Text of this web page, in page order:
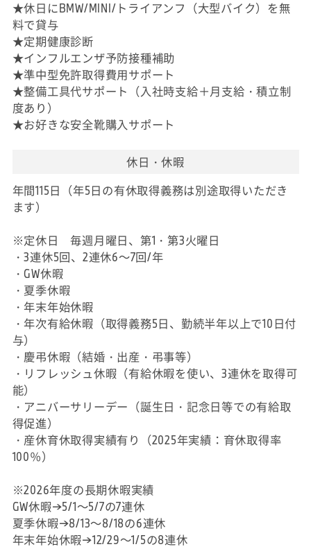
★休日にBMW/MINI/トライアンフ（大型バイク）を無
料で貸与
★定期健康診断
★インフルエンザ予防接種補助
★準中型免許取得費用サポート
★整備工具代サポート（入社時支給＋月支給・積立制
度あり）
★お好きな安全靴購入サポート
休日・休暇
年間115日（年5日の有休取得義務は別途取得いただき
ます）
※定休日 毎週月曜日、第1・第3火曜日
・3連休5回、2連休6～7回/年
・GW休暇
・夏季休暇
・年末年始休暇
・年次有給休暇（取得義務5日、勤続半年以上で10日付
与）
・慶弔休暇（結婚・出産・弔事等）
・リフレッシュ休暇（有給休暇を使い、3連休を取得可
能）
・アニバーサリーデー（誕生日・記念日等での有給取
得促進）
・産休育休取得実績有り（2025年実績：育休取得率
100％）
※2026年度の長期休暇実績
GW休暇→5/1～5/7の7連休
夏季休暇→8/13～8/18の6連休
年末年始休暇→12/29～1/5の8連休